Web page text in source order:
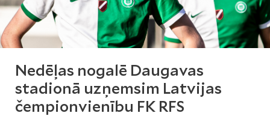
Nedēļas nogalē Daugavas
stadionā uzņemsim Latvijas
čempionvienību FK RFS